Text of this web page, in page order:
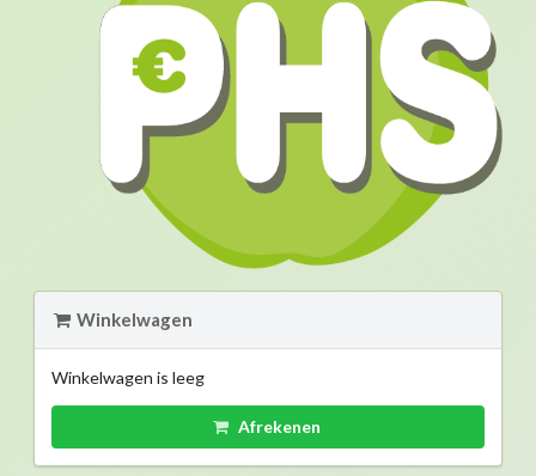
Winkelwagen
Winkelwagen is leeg
Afrekenen